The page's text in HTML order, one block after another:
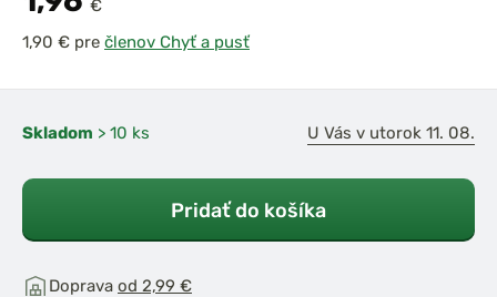
€
pre členov Chyť a pusť
Skladom > 10 ks U Vás v utorok 11. 08.
Pridať do košíka
Doprava od 2,99 €